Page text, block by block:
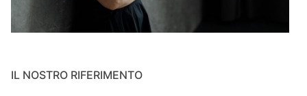
IL NOSTRO RIFERIMENTO